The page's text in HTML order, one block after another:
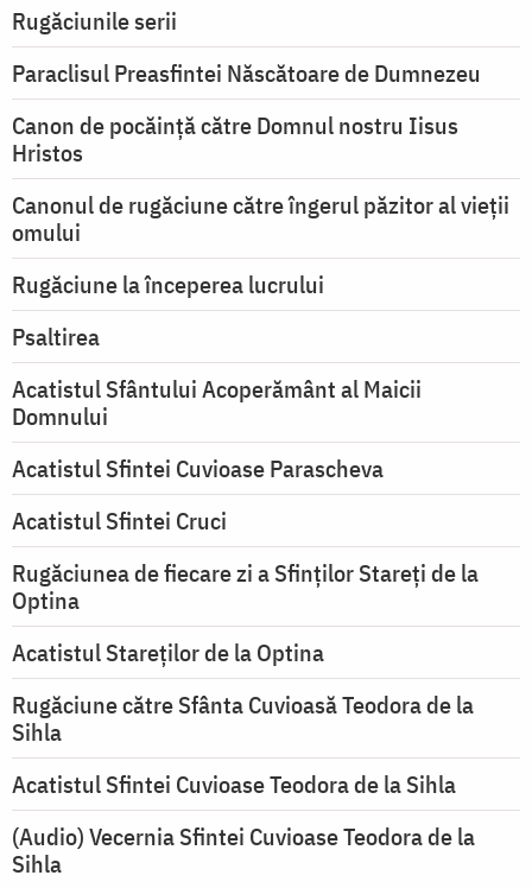
Rugăciunile serii
Paraclisul Preasfintei Născătoare de Dumnezeu
Canon de pocăință către Domnul nostru Iisus
Hristos
Canonul de rugăciune către îngerul păzitor al vieții
omului
Rugăciune la începerea lucrului
Psaltirea
Acatistul Sfântului Acoperământ al Maicii
Domnului
Acatistul Sfintei Cuvioase Parascheva
Acatistul Sfintei Cruci
Rugăciunea de fiecare zi a Sfinților Stareți de la
Optina
Acatistul Stareţilor de la Optina
Rugăciune către Sfânta Cuvioasă Teodora de la
Sihla
Acatistul Sfintei Cuvioase Teodora de la Sihla
(Audio) Vecernia Sfintei Cuvioase Teodora de la
Sihla